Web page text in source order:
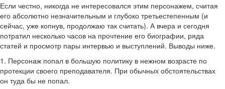
Если честно, никогда не интересовался этим персонажем, считая
его абсолютно незначительным и глубоко третьестепенным (и
сейчас, уже копнув, продолжаю так считать). А вчера и сегодня
потратил несколько часов на прочтение его биографии, ряда
статей и просмотр пары интервью и выступлений. Выводы ниже.
1. Персонаж попал в большую политику в нежном возрасте по
протекции своего преподавателя. При обычных обстоятельствах
он туда бы не попал.